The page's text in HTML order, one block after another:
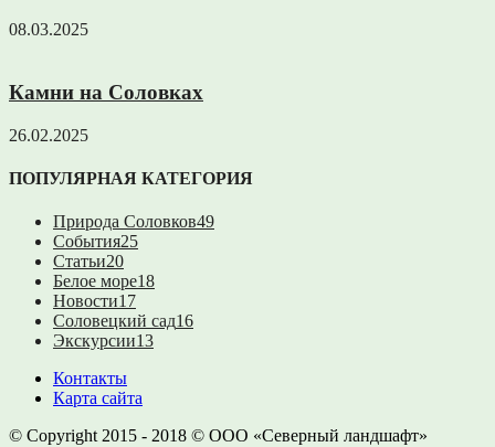
08.03.2025
Камни на Соловках
26.02.2025
ПОПУЛЯРНАЯ КАТЕГОРИЯ
Природа Соловков49
События25
Статьи20
Белое море18
Новости17
Соловецкий сад16
Экскурсии13
Контакты
Карта сайта
© Copyright 2015 - 2018 © ООО «Северный ландшафт»